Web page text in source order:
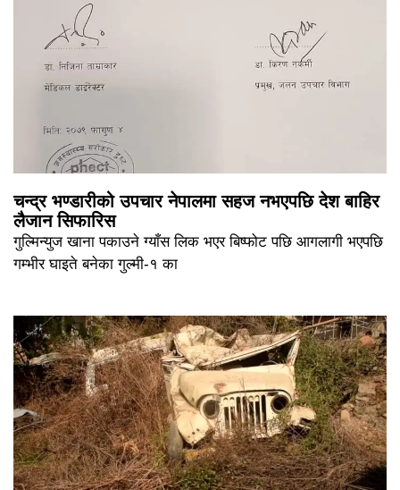
चन्द्र भण्डारीको उपचार नेपालमा सहज नभएपछि देश बाहिर
लैजान सिफारिस
गुल्मिन्युज खाना पकाउने ग्याँस लिक भएर बिष्फोट पछि आगलागी भएपछि
गम्भीर घाइते बनेका गुल्मी-१ का